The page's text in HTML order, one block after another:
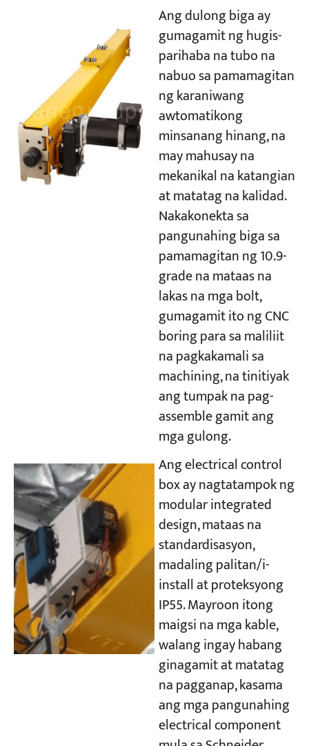
Ang dulong biga ay
gumagamit ng hugis-
parihaba na tubo na
nabuo sa pamamagitan
ng karaniwang
awtomatikong
minsanang hinang, na
may mahusay na
mekanikal na katangian
at matatag na kalidad.
Nakakonekta sa
pangunahing biga sa
pamamagitan ng 10.9-
grade na mataas na
lakas na mga bolt,
gumagamit ito ng CNC
boring para sa maliliit
na pagkakamali sa
machining, na tinitiyak
ang tumpak na pag-
assemble gamit ang
mga gulong.
Ang electrical control
box ay nagtatampok ng
modular integrated
design, mataas na
standardisasyon,
madaling palitan/i-
install at proteksyong
IP55. Mayroon itong
maigsi na mga kable,
walang ingay habang
ginagamit at matatag
na pagganap, kasama
ang mga pangunahing
electrical component